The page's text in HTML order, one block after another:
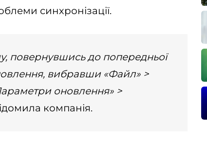
синхронізації.
повернувшись до попередньої
вибравши «Файл» >
оновлення» >
компанія.